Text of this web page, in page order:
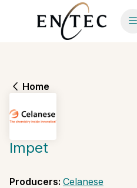
Home
Impet
Producers: Celanese